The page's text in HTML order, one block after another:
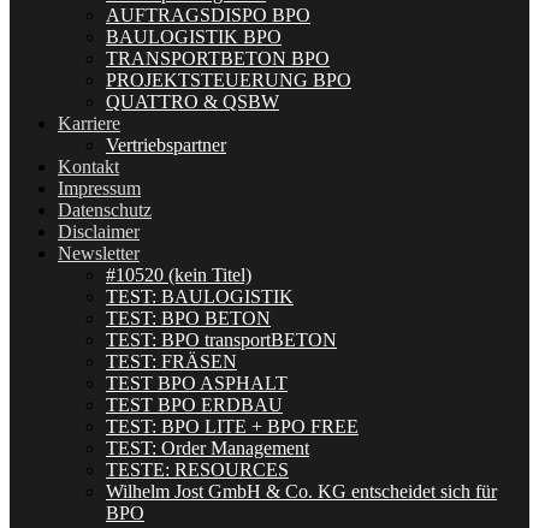
AUFTRAGSDISPO BPO
BAULOGISTIK BPO
TRANSPORTBETON BPO
PROJEKTSTEUERUNG BPO
QUATTRO & QSBW
Karriere
Vertriebspartner
Kontakt
Impressum
Datenschutz
Disclaimer
Newsletter
#10520 (kein Titel)
TEST: BAULOGISTIK
TEST: BPO BETON
TEST: BPO transportBETON
TEST: FRÄSEN
TEST BPO ASPHALT
TEST BPO ERDBAU
TEST: BPO LITE + BPO FREE
TEST: Order Management
TESTE: RESOURCES
Wilhelm Jost GmbH & Co. KG entscheidet sich für
BPO